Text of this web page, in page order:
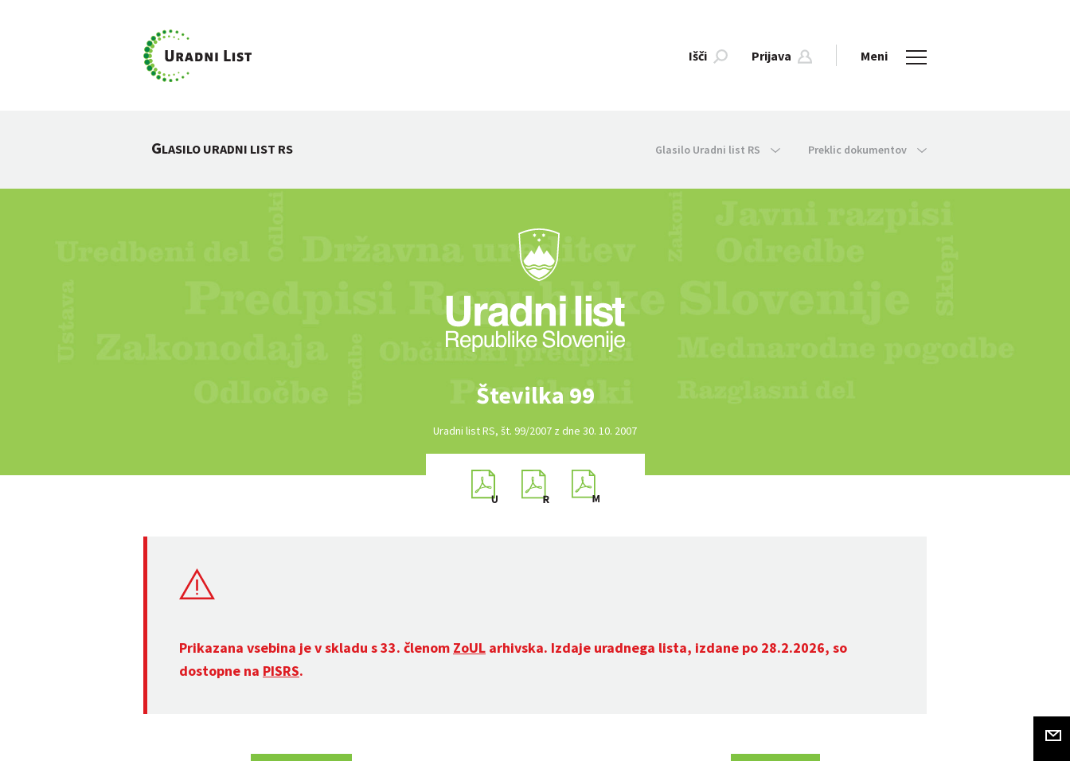
Išči Prijava Meni
GLASILO URADNI LIST RS Glasilo Uradni list RS Preklic dokumentov
Številka 99
Uradni list RS, št. 99/2007 z dne 30. 10. 2007
Prikazana vsebina je v skladu s 33. členom ZoUL arhivska. Izdaje uradnega lista, izdane po 28.2.2026, so
dostopne na PISRS.